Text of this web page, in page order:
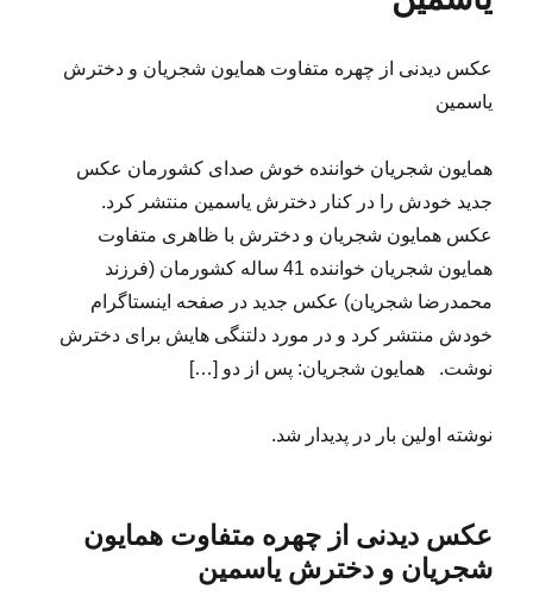
عکس دیدنی از چهره متفاوت همایون شجریان و دخترش
یاسمین
همایون شجریان خواننده خوش صدای کشورمان عکس
جدید خودش را در کنار دخترش یاسمین منتشر کرد.
عکس همایون شجریان و دخترش با ظاهری متفاوت
همایون شجریان خواننده 41 ساله کشورمان (فرزند
محمدرضا شجریان) عکس جدید در صفحه اینستاگرام
خودش منتشر کرد و در مورد دلتنگی هایش برای دخترش
نوشت. همایون شجریان: پس از دو […]
نوشته اولین بار در پدیدار شد.
عکس دیدنی از چهره متفاوت همایون
شجریان و دخترش یاسمین